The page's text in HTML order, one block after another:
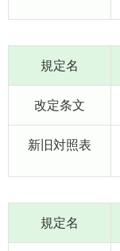
規定名
改定条文
新旧対照表
規定名